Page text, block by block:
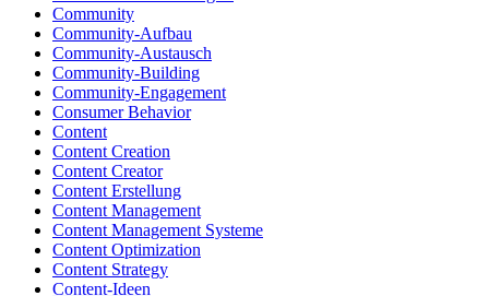
Community
Community-Aufbau
Community-Austausch
Community-Building
Community-Engagement
Consumer Behavior
Content
Content Creation
Content Creator
Content Erstellung
Content Management
Content Management Systeme
Content Optimization
Content Strategy
Content-Ideen